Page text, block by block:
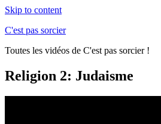
Skip to content
C'est pas sorcier
Toutes les vidéos de C'est pas sorcier !
Religion 2: Judaisme